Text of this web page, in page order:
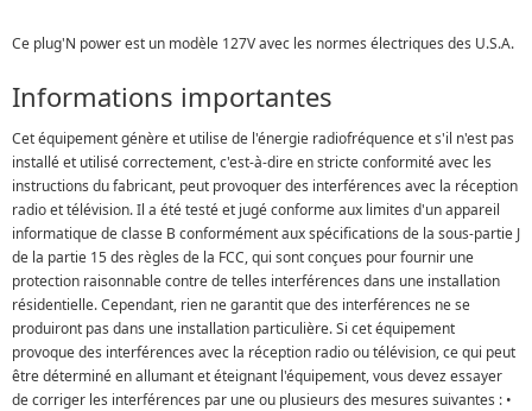
Ce plug'N power est un modèle 127V avec les normes électriques des U.S.A.
Informations importantes
Cet équipement génère et utilise de l'énergie radiofréquence et s'il n'est pas
installé et utilisé correctement, c'est-à-dire en stricte conformité avec les
instructions du fabricant, peut provoquer des interférences avec la réception
radio et télévision. Il a été testé et jugé conforme aux limites d'un appareil
informatique de classe B conformément aux spécifications de la sous-partie J
de la partie 15 des règles de la FCC, qui sont conçues pour fournir une
protection raisonnable contre de telles interférences dans une installation
résidentielle. Cependant, rien ne garantit que des interférences ne se
produiront pas dans une installation particulière. Si cet équipement
provoque des interférences avec la réception radio ou télévision, ce qui peut
être déterminé en allumant et éteignant l'équipement, vous devez essayer
de corriger les interférences par une ou plusieurs des mesures suivantes : •